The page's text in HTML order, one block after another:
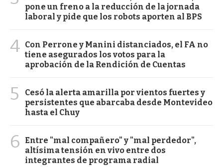
pone un freno a la reducción de la jornada
laboral y pide que los robots aporten al BPS
4 Con Perrone y Manini distanciados, el FA no
tiene asegurados los votos para la
aprobación de la Rendición de Cuentas
5
Cesó la alerta amarilla por vientos fuertes y
persistentes que abarcaba desde Montevideo
hasta el Chuy
6
Entre "mal compañero" y "mal perdedor",
altísima tensión en vivo entre dos
integrantes de programa radial